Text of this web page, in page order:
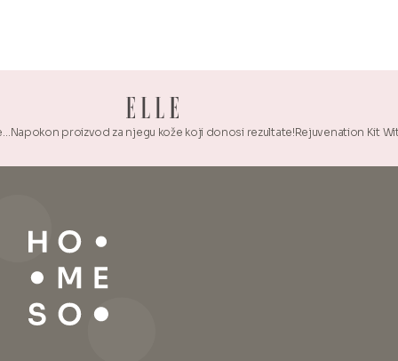
za njegu kože koji donosi rezultate!Rejuvenation Kit With